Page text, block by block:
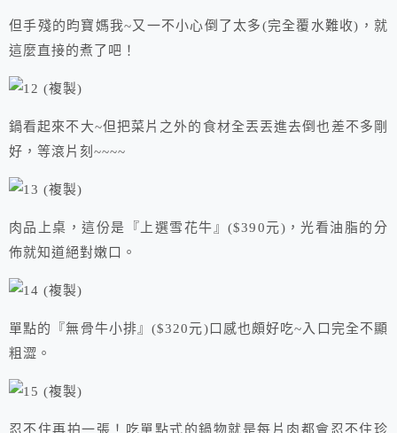
但手殘的昀寶媽我~又一不小心倒了太多(完全覆水難收)，就
這麼直接的煮了吧！
鍋看起來不大~但把菜片之外的食材全丟丟進去倒也差不多剛
好，等滾片刻~~~~
肉品上桌，這份是『上選雪花牛』($390元)，光看油脂的分
佈就知道絕對嫩口。
單點的『無骨牛小排』($320元)口感也頗好吃~入口完全不顯
粗澀。
忍不住再拍一張！吃單點式的鍋物就是每片肉都會忍不住珍